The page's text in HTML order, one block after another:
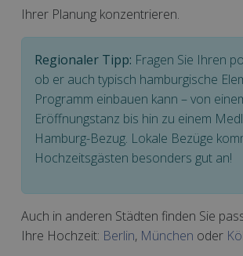
Ihrer Planung konzentrieren.
Regionaler Tipp: Fragen Sie Ihren
ob er auch typisch hamburgische
Programm einbauen kann – von
Eröffnungstanz bis hin zu einem
Hamburg-Bezug. Lokale Bezüge
Hochzeitsgästen besonders gut an!
Auch in anderen Städten finden Sie
Ihre Hochzeit: Berlin, München oder